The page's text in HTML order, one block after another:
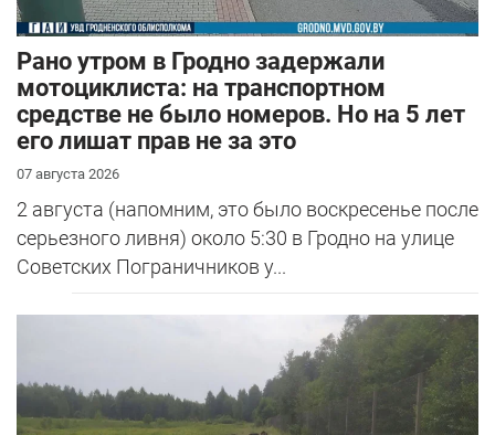
Рано утром в Гродно задержали
мотоциклиста: на транспортном
средстве не было номеров. Но на 5 лет
его лишат прав не за это
07 августа 2026
2 августа (напомним, это было воскресенье после
серьезного ливня) около 5:30 в Гродно на улице
Советских Пограничников у...